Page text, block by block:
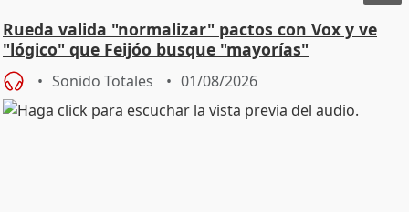
Rueda valida "normalizar" pactos con Vox y ve
"lógico" que Feijóo busque "mayorías"
Sonido Totales 01/08/2026